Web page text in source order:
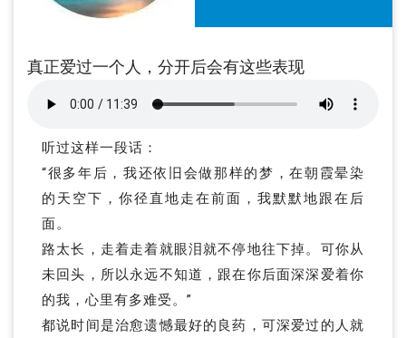
真正爱过一个人，分开后会有这些表现
听过这样一段话：
“很多年后，我还依旧会做那样的梦，在朝霞晕染
的天空下，你径直地走在前面，我默默地跟在后
面。
路太长，走着走着就眼泪就不停地往下掉。可你从
未回头，所以永远不知道，跟在你后面深深爱着你
的我，心里有多难受。”
都说时间是治愈遗憾最好的良药，可深爱过的人就